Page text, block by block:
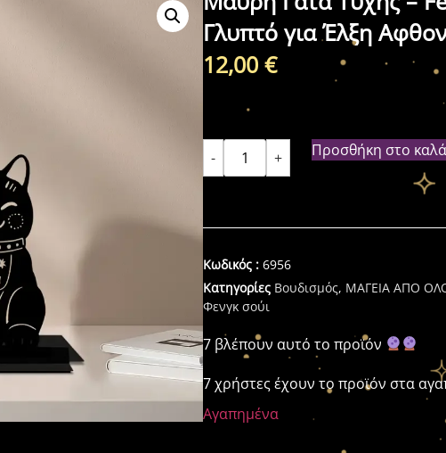
Γλυπτό για Έλξη
12,00€
- + Προσθήκη στο
Κωδικός :6956
Κατηγορίες Βουδισμός, ΜΑΓΕΙΑ ΑΠΟ
Φενγκ σούι
7 βλέπουν αυτό το προϊόν
7 χρήστες έχουν το προϊόν στα
Αγαπημένα